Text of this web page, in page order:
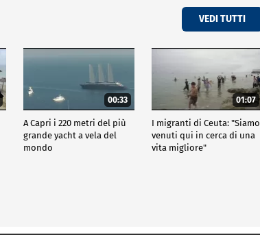
VEDI TUTTI
00:33
A Capri i 220 metri del più
grande yacht a vela del
mondo
01:07
I migranti di Ceuta: "Siamo
venuti qui in cerca di una
vita migliore"